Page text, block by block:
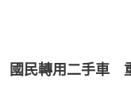
國民轉用二手車　